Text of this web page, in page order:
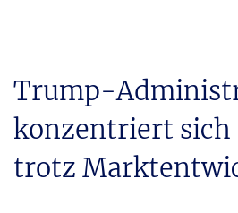
Trump-
konzentriert sich
trotz